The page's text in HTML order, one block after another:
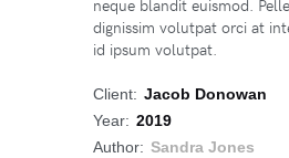
neque blandit euismod.
dignissim volutpat orci at
id ipsum volutpat.
Client: Jacob Donowan
Year: 2019
Author: Sandra Jones